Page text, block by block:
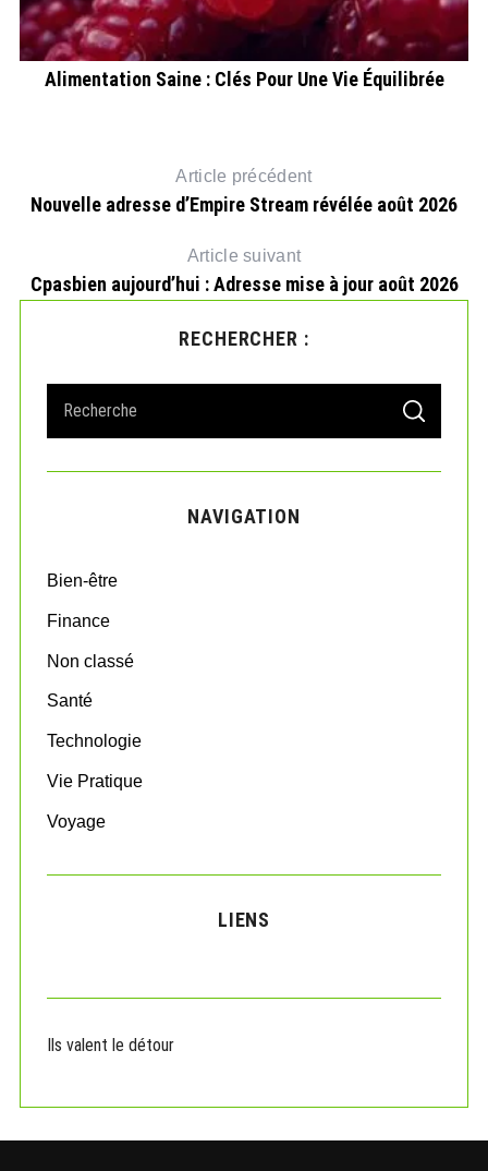
Alimentation Saine : Clés Pour Une Vie Équilibrée
Article précédent
Nouvelle adresse d’Empire Stream révélée août 2026
Article suivant
Cpasbien aujourd’hui : Adresse mise à jour août 2026
RECHERCHER :
a
r
o
:
S
A
C
NAVIGATION
Bien-être
Finance
Non classé
Santé
Technologie
Vie Pratique
Voyage
LIENS
Ils valent le détour